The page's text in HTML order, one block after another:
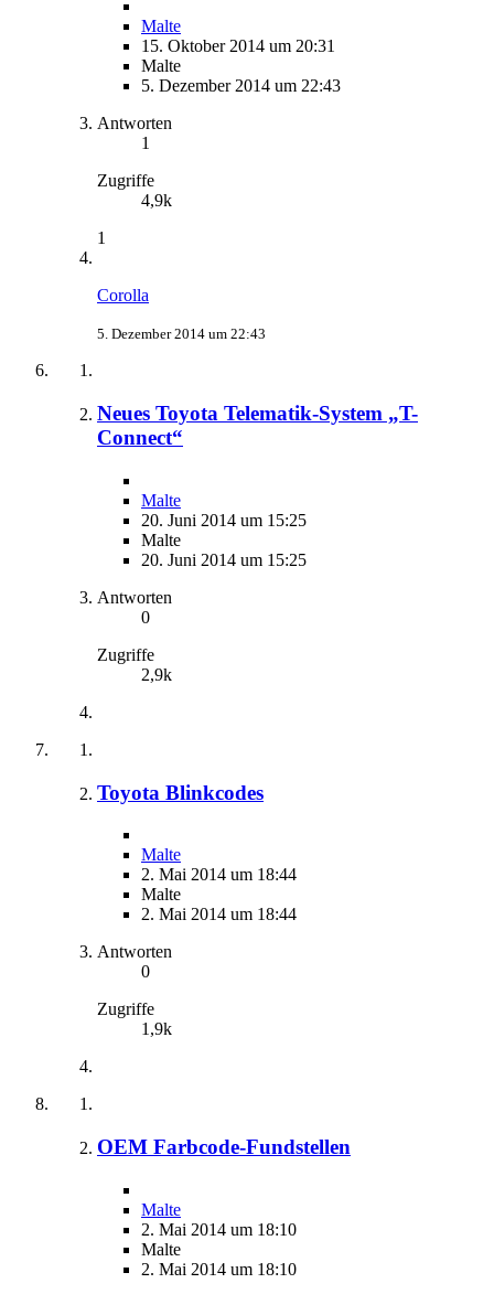
Malte
15. Oktober 2014 um 20:31
Malte
5. Dezember 2014 um 22:43
Antworten
1
Zugriffe
4,9k
1
Corolla
5. Dezember 2014 um 22:43
Neues Toyota Telematik-System „T-
Connect“
Malte
20. Juni 2014 um 15:25
Malte
20. Juni 2014 um 15:25
Antworten
0
Zugriffe
2,9k
Toyota Blinkcodes
Malte
2. Mai 2014 um 18:44
Malte
2. Mai 2014 um 18:44
Antworten
0
Zugriffe
1,9k
OEM Farbcode-Fundstellen
Malte
2. Mai 2014 um 18:10
Malte
2. Mai 2014 um 18:10